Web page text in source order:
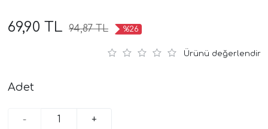
69,90 TL 94,87 TL %26
Ürünü değerlendir
Adet
- +